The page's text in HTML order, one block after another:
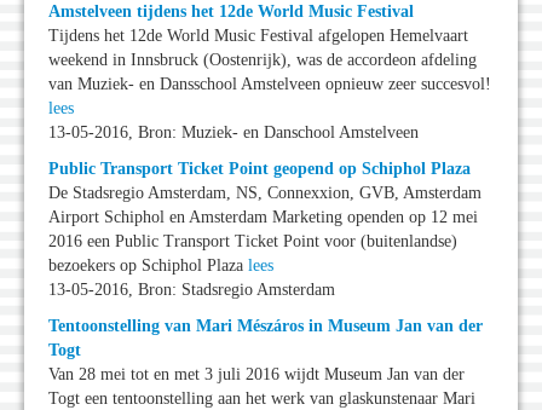
Amstelveen tijdens het 12de World Music Festival
Tijdens het 12de World Music Festival afgelopen Hemelvaart
weekend in Innsbruck (Oostenrijk), was de accordeon afdeling
van Muziek- en Dansschool Amstelveen opnieuw zeer succesvol!
lees
13-05-2016, Bron: Muziek- en Danschool Amstelveen
Public Transport Ticket Point geopend op Schiphol Plaza
De Stadsregio Amsterdam, NS, Connexxion, GVB, Amsterdam
Airport Schiphol en Amsterdam Marketing openden op 12 mei
2016 een Public Transport Ticket Point voor (buitenlandse)
bezoekers op Schiphol Plaza lees
13-05-2016, Bron: Stadsregio Amsterdam
Tentoonstelling van Mari Mészáros in Museum Jan van der
Togt
Van 28 mei tot en met 3 juli 2016 wijdt Museum Jan van der
Togt een tentoonstelling aan het werk van glaskunstenaar Mari